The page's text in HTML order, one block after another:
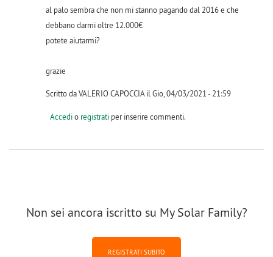
al palo sembra che non mi stanno pagando dal 2016 e che
debbano darmi oltre 12.000€
potete aiutarmi?
grazie
Scritto da VALERIO CAPOCCIA il Gio, 04/03/2021 - 21:59
Accedio registratiper inserire commenti.
Non sei ancora iscritto su My Solar Family?
REGISTRATI SUBITO